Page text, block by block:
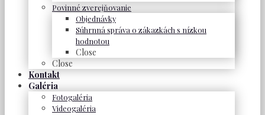
Povinné zverejňovanie
Objednávky
Súhrnná správa o zákazkách s nízkou
hodnotou
Close
Close
Kontakt
Galéria
Fotogaléria
Videogaléria